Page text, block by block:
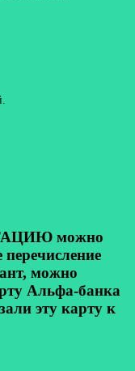
можно
можно
Альфа-банка
эту карту к